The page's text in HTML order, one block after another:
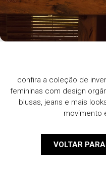
confira a coleção de
femininas com design
blusas, jeans e mais
movimento
VOLTAR